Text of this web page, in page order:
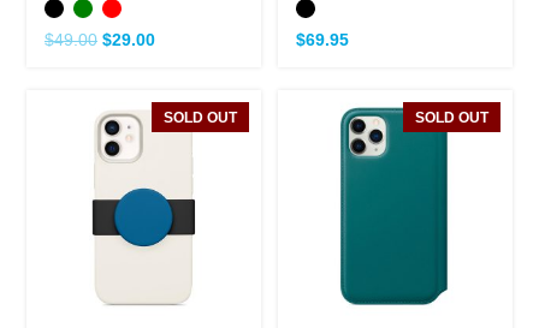
$49.00 $29.00 $69.95
SOLD OUT SOLD OUT